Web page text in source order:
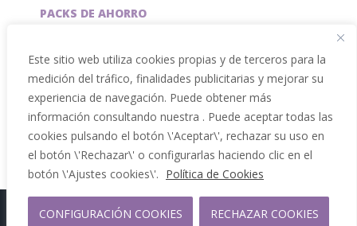
Este sitio web utiliza cookies propias y de terceros para la
medición del tráfico, finalidades publicitarias y mejorar su
experiencia de navegación. Puede obtener más
información consultando nuestra . Puede aceptar todas las
cookies pulsando el botón \'Aceptar\', rechazar su uso en
el botón \'Rechazar\' o configurarlas haciendo clic en el
botón \'Ajustes cookies\'. Política de Cookies
CONFIGURACIÓN COOKIES RECHAZAR COOKIES
PACKS DE AHORRO
Servicios especiales
Copyright 2012 - 2026 |